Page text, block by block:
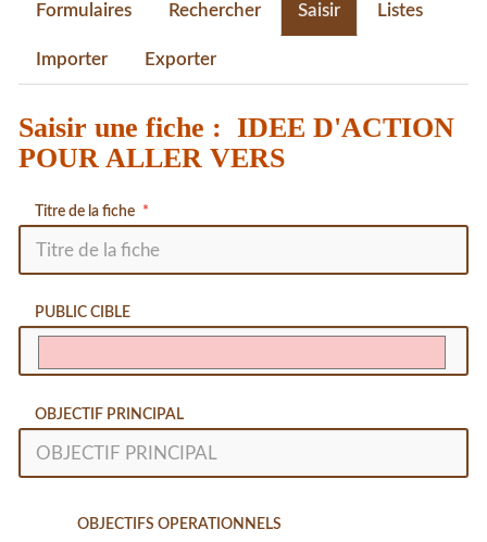
Formulaires Rechercher Saisir Listes
Importer Exporter
Saisir une fiche : IDEE D'ACTION
POUR ALLER VERS
Titre de la fiche
PUBLIC CIBLE
OBJECTIF PRINCIPAL
OBJECTIFS OPERATIONNELS